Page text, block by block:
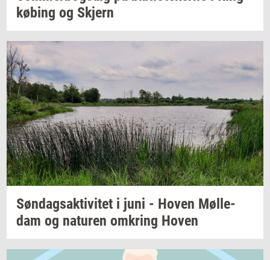
kø­bing og Skjern
Søn­dags­ak­ti­vi­tet i juni - Hoven Møl­le­
dam og na­tu­ren om­kring Hoven